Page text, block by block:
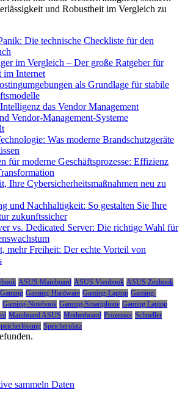
und Robustheit im Vergleich zu
Die technische Checkliste für den
im Vergleich – Der große Ratgeber für
im Internet
als Grundlage für stabile
das Vendor Management
Vendor-Management-Systeme
Was moderne Brandschutzgeräte
für moderne Geschäftsprozesse: Effizienz
Ihre Cybersicherheitsmaßnahmen neu zu
und Nachhaltigkeit: So gestalten Sie Ihre
zukunftssicher
vs. Dedicated Server: Die richtige Wahl für
mehr Freiheit: Der echte Vorteil von
ASUS Mainboard ASUS Vivobook ASUS Zenbook
Gaming Gaming-Hardware Gaming-Laptop Gaming-
Gaming-Notebook Gaming-Smartphone Gaming Laptop
Mainboard ASUS Motherboard Prozessor Schneller
Speicherplatz